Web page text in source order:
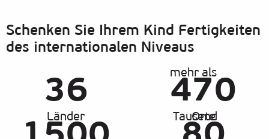
Schenken Sie Ihrem Kind Fertigkeiten
des internationalen Niveaus
36
Länder
470
mehr als
Orte
Tausend